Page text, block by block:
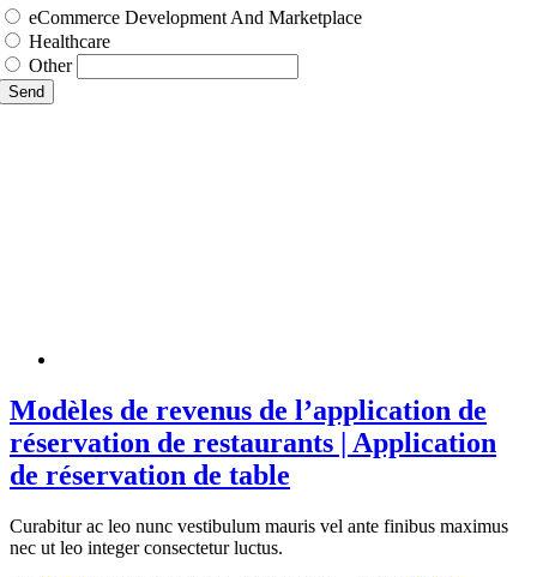
eCommerce Development And Marketplace
Healthcare
Other
Send
Modèles de revenus de l’application de
réservation de restaurants | Application
de réservation de table
Curabitur ac leo nunc vestibulum mauris vel ante finibus maximus
nec ut leo integer consectetur luctus.